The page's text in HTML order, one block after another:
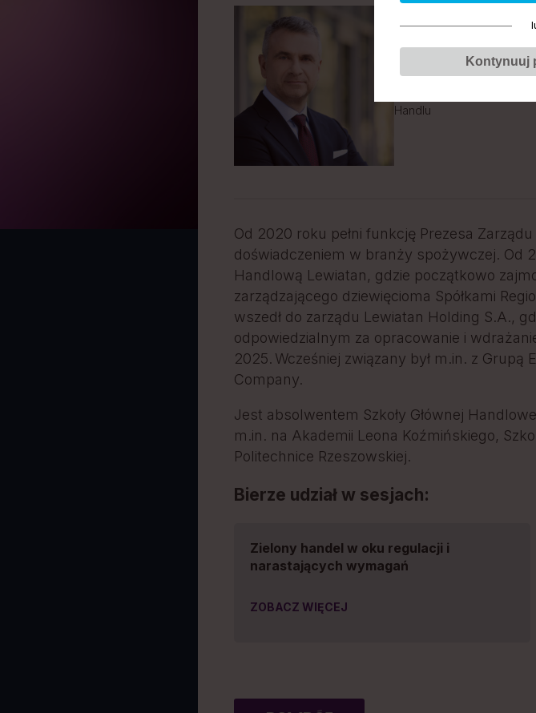
Robert Rękas
prezes
Handlu
Od 2020 roku pełni funkcję Prezesa
doświadczeniem w branży spożywczej. Od
Handlową Lewiatan, gdzie początkowo
zarządzającego dziewięcioma Spółkami
wszedł do zarządu Lewiatan Holding S.A.,
odpowiedzialnym za opracowanie i
2025. Wcześniej związany był m.in. z
Company.
Jest absolwentem Szkoły Głównej
m.in. na Akademii Leona Koźmińskiego,
Politechnice Rzeszowskiej.
Bierze udział w sesjach:
Zielony handel w oku regulacji i
narastających wymagań
ZOBACZ WIĘCEJ
Kontynuuj